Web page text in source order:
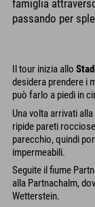
famiglia
passando per
Il tour inizia allo
desidera prendere i
può farlo a piedi in
Una volta arrivati alla
ripide pareti
parecchio, quindi
impermeabili.
Seguite il fiume
alla Partnachalm,
Wetterstein.